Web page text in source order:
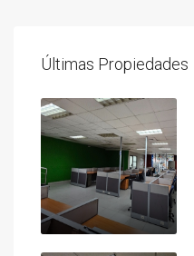
Últimas Propiedades